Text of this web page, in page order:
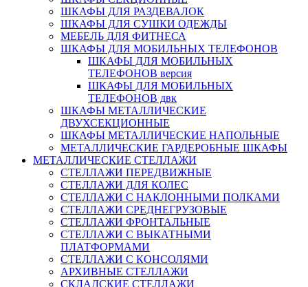
ШКАФЫ ДЛЯ РАЗДЕВАЛОК
ШКАФЫ ДЛЯ СУШКИ ОДЕЖДЫ
МЕБЕЛЬ ДЛЯ ФИТНЕСА
ШКАФЫ ДЛЯ МОБИЛЬНЫХ ТЕЛЕФОНОВ
ШКАФЫ ДЛЯ МОБИЛЬНЫХ
ТЕЛЕФОНОВ версия
ШКАФЫ ДЛЯ МОБИЛЬНЫХ
ТЕЛЕФОНОВ двк
ШКАФЫ МЕТАЛЛИЧЕСКИЕ
ДВУХСЕКЦИОННЫЕ
ШКАФЫ МЕТАЛЛИЧЕСКИЕ НАПОЛЬНЫЕ
МЕТАЛЛИЧЕСКИЕ ГАРДЕРОБНЫЕ ШКАФЫ
МЕТАЛЛИЧЕСКИЕ СТЕЛЛАЖИ
СТЕЛЛАЖИ ПЕРЕДВИЖНЫЕ
СТЕЛЛАЖИ ДЛЯ КОЛЕС
СТЕЛЛАЖИ С НАКЛОННЫМИ ПОЛКАМИ
СТЕЛЛАЖИ СРЕДНЕГРУЗОВЫЕ
СТЕЛЛАЖИ ФРОНТАЛЬНЫЕ
СТЕЛЛАЖИ С ВЫКАТНЫМИ
ПЛАТФОРМАМИ
СТЕЛЛАЖИ С КОНСОЛЯМИ
АРХИВНЫЕ СТЕЛЛАЖИ
СКЛАДСКИЕ СТЕЛЛАЖИ